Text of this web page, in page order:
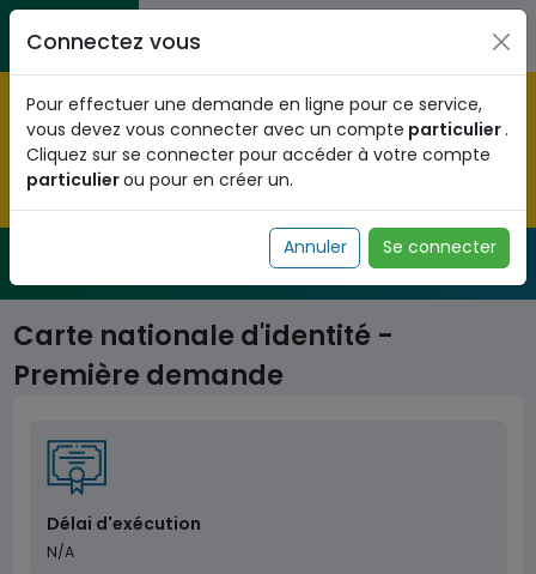
Aller au contenu principal
Citoyens
Pré-enregistrez vous dès maintenant pour le programme
national d'identification biométrique et
obtenez votre Numéro d'Identification Unique (NIU) en
cliquant
Fermer
de l'administration togolaise
Carte nationale d'identité -
Première demande
Délai d'exécution
N/A
Connectez vous
Pour effectuer une demande en ligne pour ce service,
vous devez vous connecter avec un compte particulier.
Cliquez sur se connecter pour accéder à votre compte
particulierou pour en créer un.
Annuler Se connecter